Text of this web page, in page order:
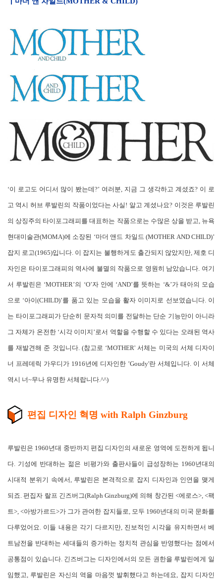
‘이 로고도 어디서 많이 봤는데?’ 여러분, 지금 그 생각하고 계셨죠? 이 로
고 역시 허브 루발린의 작품이었다는 사실! 알고 계셨나요? 이것은 루발린
의 상징주의 타이포그래피를 대표하는 작품으로는 수많은 상을 받고, 뉴욕
현대미술관(MOMA)에 소장된 ‘마더 앤드 차일드 (MOTHER AND CHILD)’
잡지 로고(1965)입니다. 이 잡지는 불행하게도 출간되지 않았지만, 제호 디
자인은 타이포그래피의 역사에 불멸의 작품으로 영원히 남았습니다. 여기
서 루발린은 ‘MOTHER’의 ‘O’자 안에 ‘AND’를 뜻하는 ‘&’가 태아의 모습
으로 ‘아이(CHILD)’를 품고 있는 모습을 활자 이미지로 선보였습니다. 이
는 타이포그래피가 단순히 문자적 의미를 전달하는 단순 기능만이 아니라
그 자체가 온전한 ‘시각 이미지’로서 역할을 수행할 수 있다는 오래된 역사
를 재발견해 준 것입니다. (참고로 ‘MOTHER' 서체는 미국의 서체 디자이
너 프레데릭 가우디가 1916년에 디자인한 ’Goudy'란 서체입니다. 이 서체
역시 너~무나 유명한 서체랍니다.^^)
편집 디자인 혁명 with Ralph Ginzburg
루발린은 1960년대 중반까지 편집 디자인의 새로운 영역에 도전하게 됩니
다. 기성에 반대하는 젊은 비평가와 출판사들이 급성장하는 1960년대의
시대적 분위기 속에서, 루발린은 본격적으로 잡지 디자인과 인연을 맺게
되죠. 편집자 랄프 긴즈버그(Ralph Ginzburg)에 의해 창간된 <에로스>, <팩
트>, <아방가르드>가 그가 관여한 잡지들로, 모두 1960년대의 미국 문화를
다루었어요. 이들 내용은 각기 다르지만, 진보적인 시각을 유지하면서 베
트남전을 반대하는 세대들의 증가하는 정치적 관심을 반영했다는 점에서
공통점이 있습니다. 긴즈버그는 디자인에서의 모든 권한을 루발린에게 일
임했고, 루발린은 자신의 역을 마음껏 발휘했다고 하는데요, 잡지 디자인